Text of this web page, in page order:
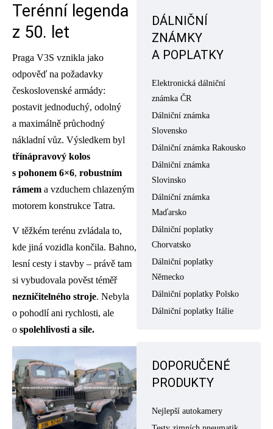
Terénní legenda
z 50. let
Praga V3S vznikla jako
odpověď na požadavky
československé armády:
postavit jednoduchý, odolný
a maximálně průchodný
nákladní vůz. Výsledkem byl
třínápravový kolos
s pohonem 6×6, robustním
rámem a vzduchem chlazeným
motorem konstrukce Tatra.
V těžkém terénu zvládala to,
kde jiná vozidla končila. Bahno,
lesní cesty i stavby – právě tam
si vybudovala pověst téměř
nezničitelného stroje. Nebyla
o pohodlí ani rychlosti, ale
o spolehlivosti a síle.
DÁLNIČNÍ
ZNÁMKY
A POPLATKY
Elektronická dálniční
známka ČR
Dálniční známka
Slovensko
Dálniční známka Rakousko
Dálniční známka
Slovinsko
Dálniční známka
Maďarsko
Dálniční poplatky
Chorvatsko
Dálniční poplatky
Německo
Dálniční poplatky Polsko
Dálniční poplatky Itálie
DOPORUČENÉ
PRODUKTY
Nejlepší autokamery